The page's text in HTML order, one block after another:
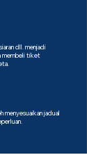
dll. menjadi
membeli tiket
menyesuaikan jadual